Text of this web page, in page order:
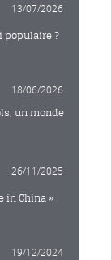
13/07/2026
populaire ?
18/06/2026
un monde
26/11/2025
in China »
19/12/2024